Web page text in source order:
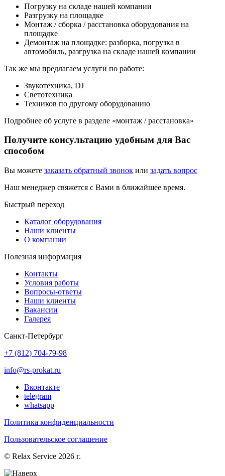
Погрузку на складе нашей компании
Разгрузку на площадке
Монтаж / сборка / расстановка оборудования на
площадке
Демонтаж на площадке: разборка, погрузка в
автомобиль, разгрузка на складе нашей компании
Так же мы предлагаем услуги по работе:
Звукотехника, DJ
Светотехника
Техников по другому оборудованию
Подробнее об услуге в разделе «монтаж / расстановка»
Получите консультацию удобным для Вас
способом
Вы можете заказать обратный звонок или задать вопрос
Наш менеджер свяжется с Вами в ближайшее время.
Быстрый переход
Каталог оборудования
Наши клиенты
О компании
Полезная информация
Контакты
Условия работы
Вопросы-ответы
Наши клиенты
Вакансии
Галерея
Санкт-Петербург
+7 (812) 704-79-98
info@rs-prokat.ru
Вконтакте
telegram
whatsapp
Политика конфиденциальности
Пользовательское соглашение
© Relax Service 2026 г.